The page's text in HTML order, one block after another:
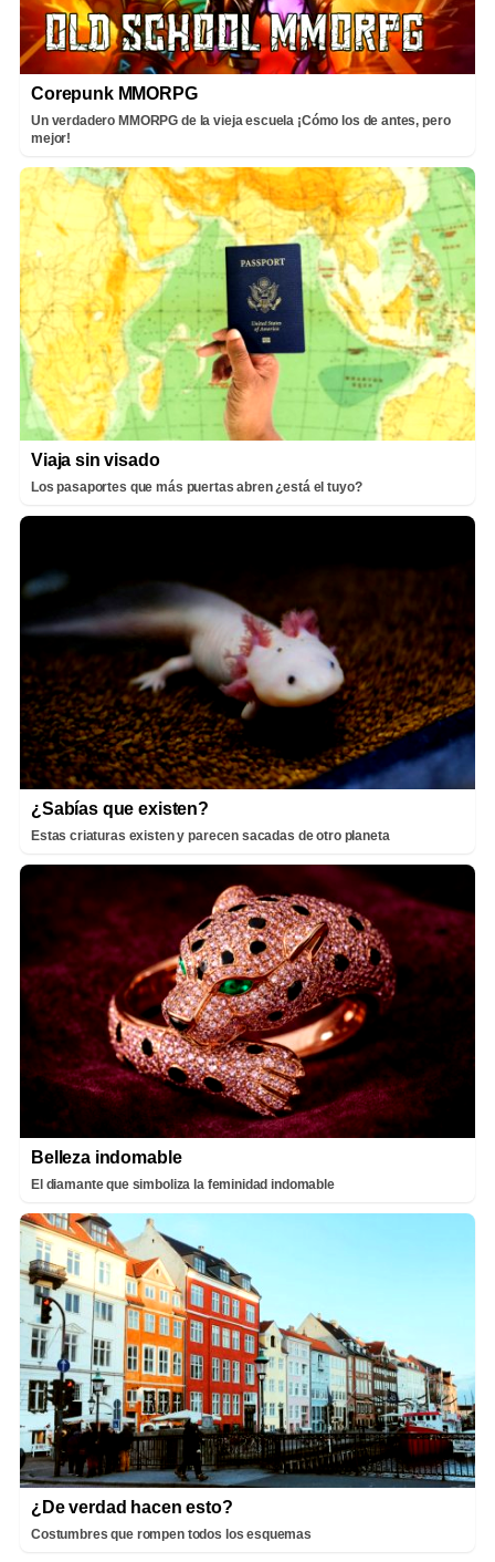
Corepunk MMORPG
Un verdadero MMORPG de la vieja escuela ¡Cómo los de antes, pero
mejor!
Viaja sin visado
Los pasaportes que más puertas abren ¿está el tuyo?
¿Sabías que existen?
Estas criaturas existen y parecen sacadas de otro planeta
Belleza indomable
El diamante que simboliza la feminidad indomable
¿De verdad hacen esto?
Costumbres que rompen todos los esquemas